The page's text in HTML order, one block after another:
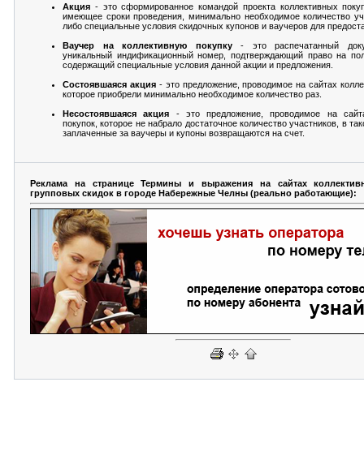
Акция - это сформированное командой проекта коллективных
имеющее сроки проведения, минимально необходимое количество
либо специальные условия скидочных купонов и ваучеров для
Ваучер на коллективную покупку- это распечатанный
уникальный индификационный номер, подтверждающий право на
содержащий специальные условия данной акции и предложения.
Состоявшаяся акция- это предложение, проводимое на сайтах
которое приобрели минимально необходимое количество раз.
Несостоявшаяся акция - это предложение, проводимое на
покупок, которое не набрало достаточное количество участников, в
заплаченные за ваучеры и купоны возвращаются на счет.
Реклама на странице Термины и выражения на сайтах
групповых скидок в городе Набережные Челны (реально работающие):